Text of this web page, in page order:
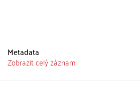
Metadata
Zobrazit celý záznam